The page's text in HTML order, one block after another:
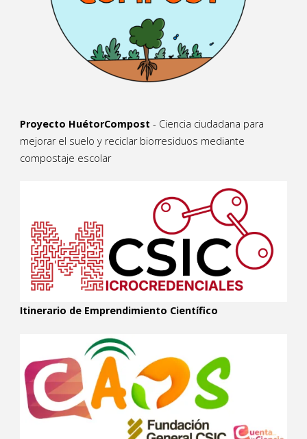
Proyecto HuétorCompost - Ciencia ciudadana para
mejorar el suelo y reciclar biorresiduos mediante
compostaje escolar
Itinerario de Emprendimiento Científico